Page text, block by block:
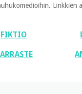
Linkkien
FIKTIO